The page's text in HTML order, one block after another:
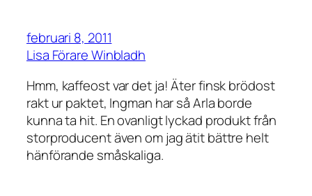
februari 8, 2011
Lisa Förare Winbladh
Hmm, kaffeost var det ja! Äter finsk brödost
rakt ur paktet, Ingman har så Arla borde
kunna ta hit. En ovanligt lyckad produkt från
storproducent även om jag ätit bättre helt
hänförande småskaliga.